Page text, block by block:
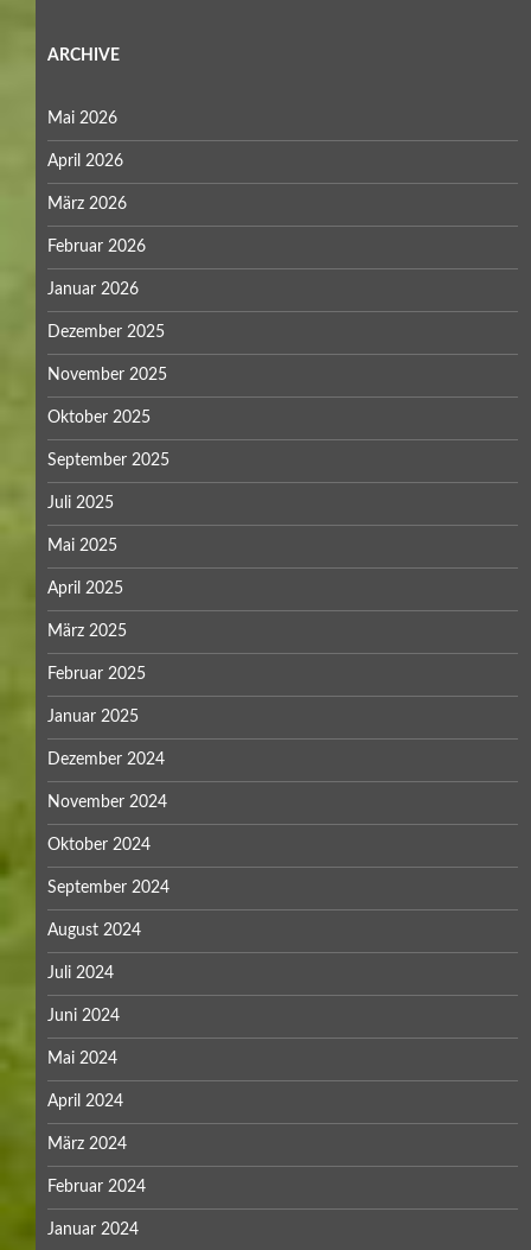
ARCHIVE
Mai 2026
April 2026
März 2026
Februar 2026
Januar 2026
Dezember 2025
November 2025
Oktober 2025
September 2025
Juli 2025
Mai 2025
April 2025
März 2025
Februar 2025
Januar 2025
Dezember 2024
November 2024
Oktober 2024
September 2024
August 2024
Juli 2024
Juni 2024
Mai 2024
April 2024
März 2024
Februar 2024
Januar 2024